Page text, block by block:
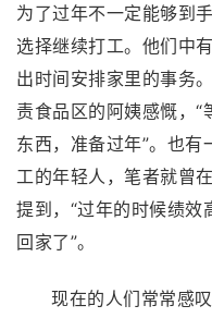
为了过年不一定能够到
选择继续打工。他们中
出时间安排家里的事务
责食品区的阿姨感慨，
东西，准备过年”。也
工的年轻人，笔者就曾
提到，“过年的时候绩效
回家了”。
现在的人们常常感